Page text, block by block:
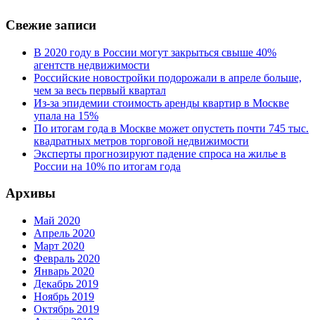
Свежие записи
В 2020 году в России могут закрыться свыше 40%
агентств недвижимости
Российские новостройки подорожали в апреле больше,
чем за весь первый квартал
Из-за эпидемии стоимость аренды квартир в Москве
упала на 15%
По итогам года в Москве может опустеть почти 745 тыс.
квадратных метров торговой недвижимости
Эксперты прогнозируют падение спроса на жилье в
России на 10% по итогам года
Архивы
Май 2020
Апрель 2020
Март 2020
Февраль 2020
Январь 2020
Декабрь 2019
Ноябрь 2019
Октябрь 2019